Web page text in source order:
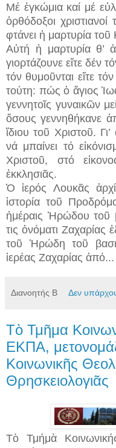
Μέ ἐγκώμια καί μέ
ὀρθόδοξοι
φτάνει ἡ μαρτυρία τοῦ
Αὐτή ἡ μαρτυρία θ’
γιορτάζουνε εἴτε δέν
τόν θυμοῦνται εἴτε
τούτη: πώς ὁ ἅγιος
γεννητοῖς γυναικῶν
ὅσους γεννηθήκανε
ἴδιου τοῦ Χριστοῦ.
νά μπαίνει τό
Χριστοῦ, στό
ἐκκλησιᾶς.
Ὁ ἱερός Λουκᾶς
ἱστορία τοῦ
ἡμέραις Ἡρώδου τοῦ
τις ὀνόματι Ζαχαρίας
τοῦ Ἡρώδη τοῦ
ἱερέας Ζαχαρίας ἀπό...
Διανοητής Β Δεν
Τὸ Τμῆμα
ΕΚΠΑ,
Κοινωνικῆς
Θρησκειολογιᾶς
Τὸ Τμήμὰ